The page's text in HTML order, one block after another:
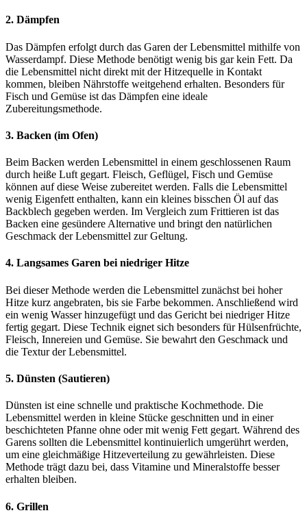
2. Dämpfen
Das Dämpfen erfolgt durch das Garen der Lebensmittel mithilfe von
Wasserdampf. Diese Methode benötigt wenig bis gar kein Fett. Da
die Lebensmittel nicht direkt mit der Hitzequelle in Kontakt
kommen, bleiben Nährstoffe weitgehend erhalten. Besonders für
Fisch und Gemüse ist das Dämpfen eine ideale
Zubereitungsmethode.
3. Backen (im Ofen)
Beim Backen werden Lebensmittel in einem geschlossenen Raum
durch heiße Luft gegart. Fleisch, Geflügel, Fisch und Gemüse
können auf diese Weise zubereitet werden. Falls die Lebensmittel
wenig Eigenfett enthalten, kann ein kleines bisschen Öl auf das
Backblech gegeben werden. Im Vergleich zum Frittieren ist das
Backen eine gesündere Alternative und bringt den natürlichen
Geschmack der Lebensmittel zur Geltung.
4. Langsames Garen bei niedriger Hitze
Bei dieser Methode werden die Lebensmittel zunächst bei hoher
Hitze kurz angebraten, bis sie Farbe bekommen. Anschließend wird
ein wenig Wasser hinzugefügt und das Gericht bei niedriger Hitze
fertig gegart. Diese Technik eignet sich besonders für Hülsenfrüchte,
Fleisch, Innereien und Gemüse. Sie bewahrt den Geschmack und
die Textur der Lebensmittel.
5. Dünsten (Sautieren)
Dünsten ist eine schnelle und praktische Kochmethode. Die
Lebensmittel werden in kleine Stücke geschnitten und in einer
beschichteten Pfanne ohne oder mit wenig Fett gegart. Während des
Garens sollten die Lebensmittel kontinuierlich umgerührt werden,
um eine gleichmäßige Hitzeverteilung zu gewährleisten. Diese
Methode trägt dazu bei, dass Vitamine und Mineralstoffe besser
erhalten bleiben.
6. Grillen